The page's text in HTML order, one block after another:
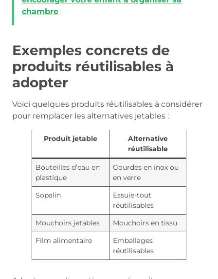
chambre
Exemples concrets de
produits réutilisables à
adopter
Voici quelques produits réutilisables à considérer
pour remplacer les alternatives jetables :
Produit jetable
Alternative
réutilisable
Bouteilles d’eau en
plastique
Gourdes en inox ou
en verre
Sopalin
Essuie-tout
réutilisables
Mouchoirs jetables
Mouchoirs en tissu
Film alimentaire
Emballages
réutilisables